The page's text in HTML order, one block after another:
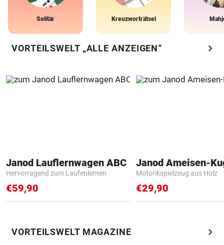
Solitär Kreuzworträtsel
VORTEILSWELT „ALLE ANZEIGEN“ chevron_right
Janod Lauflernwagen ABC
Hervorragend zum Laufenlernen
€59,90
Janod Ameisen-
Motorikspielzeug aus Holz
€29,90
VORTEILSWELT MAGAZINE chevron_right